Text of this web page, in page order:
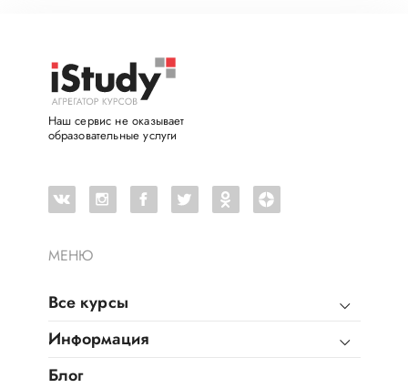
МЕНЮ
Все курсы
Информация
Блог
Наш сервис не оказывает
образовательные услуги